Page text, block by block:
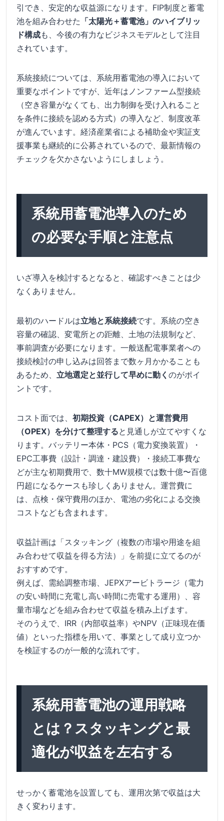
引でき、安定的な収益源になります。FIP制度と蓄電
池を組み合わせた 「太陽光＋蓄電池」のハイブリッ
ド構成も、今後の有力なビジネスモデルとして注目
されています。
系統接続については、系統用蓄電池の導入において
重要なポイントですが、近年はノンファーム型接続
（空き容量がなくても、出力制御を受け入れること
を条件に接続を認める方式）の導入など、制度改革
が進んでいます。経済産業省による補助金や実証支
援事業も継続的に公募されているので、最新情報の
チェックを欠かさないようにしましょう。
系統用蓄電池導入のため
の必要な手順と注意点
いざ導入を検討するとなると、確認すべきことは少
なくありません。
最初のハードルは立地と系統接続です。系統の空き
容量の確認、変電所との距離、土地の法規制など、
事前調査が必要になります。一般送配電事業者への
接続検討の申し込みは回答まで数ヶ月かかることも
あるため、 立地選定と並行して早めに動く のがポイ
ントです。
コスト面では、 初期投資（CAPEX）と運営費用
（OPEX）を分けて整理すると見通しが立てやすくな
ります。バッテリー本体・PCS（電力変換装置）・
EPC工事費（設計・調達・建設費）・接続工事費な
どが主な初期費用で、数十MW規模では数十億〜百億
円超になるケースも珍しくありません。運営費に
は、点検・保守費用のほか、電池の劣化による交換
コストなども含まれます。
収益計画は「スタッキング（複数の市場や用途を組
み合わせて収益を得る方法）」を前提に立てるのが
おすすめです。
例えば、需給調整市場、JEPXアービトラージ（電力
の安い時間に充電し高い時間に売電する運用）、容
量市場などを組み合わせて収益を積み上げます。
そのうえで、IRR（内部収益率）やNPV（正味現在価
値）といった指標を用いて、事業として成り立つか
を検証するのが一般的な流れです。
系統用蓄電池の運用戦略
とは？スタッキングと最
適化が収益を左右する
せっかく蓄電池を設置しても、運用次第で収益は大
きく変わります。